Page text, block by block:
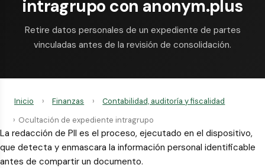
intragrupo con anonym.plus
Retire datos personales de un expediente de partes
vinculadas antes de la revisión de consolidación.
Inicio › Finanzas ›
Contabilidad, auditoría y fiscalidad
› Ocultación de expediente intragrupo
La redacción de PII es el proceso, ejecutado en el dispositivo,
que detecta y enmascara la información personal identificable
antes de compartir un documento.